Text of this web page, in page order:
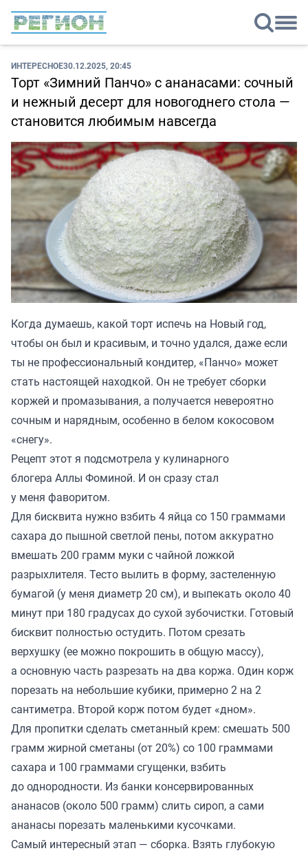
ИНТЕРЕСНОЕ30.12.2025, 20:45
Торт «Зимний Панчо» с ананасами: сочный
и нежный десерт для новогоднего стола —
становится любимым навсегда
Когда думаешь, какой торт испечь на Новый год,
чтобы он был и красивым, и точно удался, даже если
ты не профессиональный кондитер, «Панчо» может
стать настоящей находкой. Он не требует сборки
коржей и промазывания, а получается невероятно
сочным и нарядным, особенно в белом кокосовом
«снегу».
Рецепт этот я подсмотрела у кулинарного
блогера Аллы Фоминой. И он сразу стал
у меня фаворитом.
Для бисквита нужно взбить 4 яйца со 150 граммами
сахара до пышной светлой пены, потом аккуратно
вмешать 200 грамм муки с чайной ложкой
разрыхлителя. Тесто вылить в форму, застеленную
бумагой (у меня диаметр 20 см), и выпекать около 40
минут при 180 градусах до сухой зубочистки. Готовый
бисквит полностью остудить. Потом срезать
верхушку (ее можно покрошить в общую массу),
а основную часть разрезать на два коржа. Один корж
порезать на небольшие кубики, примерно 2 на 2
сантиметра. Второй корж потом будет «дном».
Для пропитки сделать сметанный крем: смешать 500
грамм жирной сметаны (от 20%) со 100 граммами
сахара и 100 граммами сгущенки, взбить
до однородности. Из банки консервированных
ананасов (около 500 грамм) слить сироп, а сами
ананасы порезать маленькими кусочками.
Самый интересный этап — сборка. Взять глубокую